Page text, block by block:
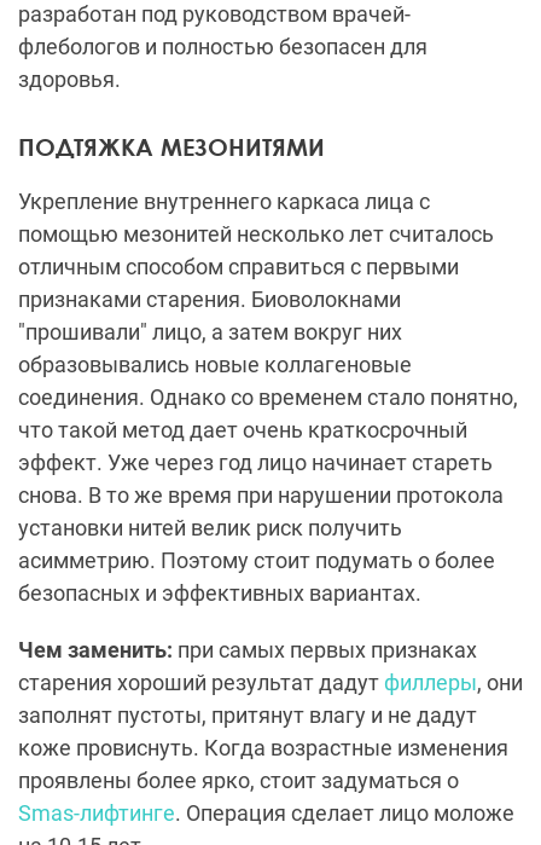
разработан под руководством врачей-
флебологов и полностью безопасен для
здоровья.
ПОДТЯЖКА МЕЗОНИТЯМИ
Укрепление внутреннего каркаса лица с
помощью мезонитей несколько лет считалось
отличным способом справиться с первыми
признаками старения. Биоволокнами
"прошивали" лицо, а затем вокруг них
образовывались новые коллагеновые
соединения. Однако со временем стало понятно,
что такой метод дает очень краткосрочный
эффект. Уже через год лицо начинает стареть
снова. В то же время при нарушении протокола
установки нитей велик риск получить
асимметрию. Поэтому стоит подумать о более
безопасных и эффективных вариантах.
Чем заменить: при самых первых признаках
старения хороший результат дадут филлеры, они
заполнят пустоты, притянут влагу и не дадут
коже провиснуть. Когда возрастные изменения
проявлены более ярко, стоит задуматься о
Smas-лифтинге. Операция сделает лицо моложе